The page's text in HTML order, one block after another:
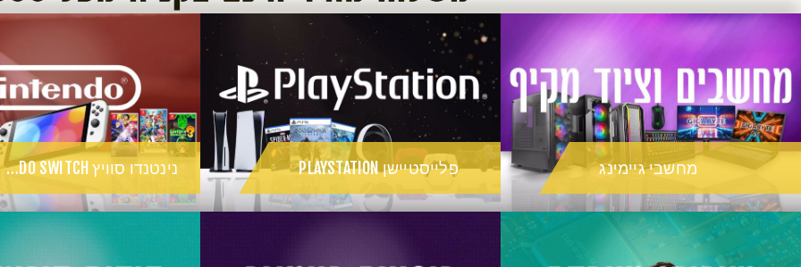
מחשבי גיימינג פלייסטיישן PLAYSTATION נינטנדו סוויץ NINTENDO SWITCH